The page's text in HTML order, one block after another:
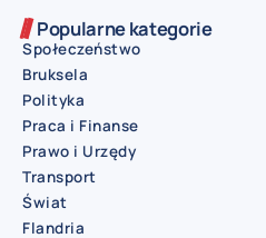
Popularne kategorie
Społeczeństwo
Bruksela
Polityka
Praca i Finanse
Prawo i Urzędy
Transport
Świat
Flandria